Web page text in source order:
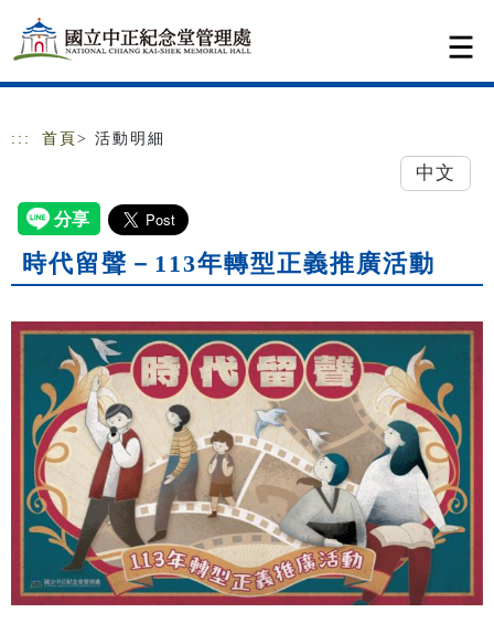
跳到主要內容
網站導覽
::: 首頁 > 活動明細
中文
時代留聲－113年轉型正義推廣活動